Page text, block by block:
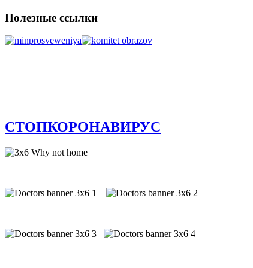
Полезные ссылки
СТОПКОРОНАВИРУС